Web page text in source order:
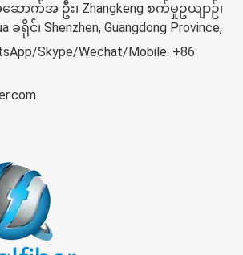
ာက်အ ဦး၊ Zhangkeng စက်မှုဥယျာဉ်၊
ခရိုင်၊ Shenzhen, Guangdong Province,
Skype/Wechat/Mobile: +86